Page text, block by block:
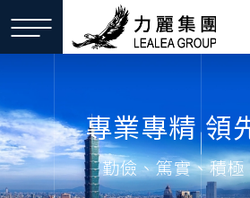
專業專精 領
勤儉、篤實、積極